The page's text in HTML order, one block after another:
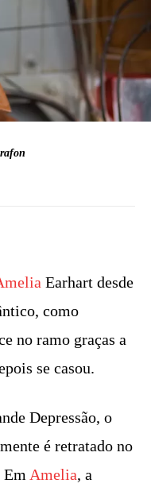
Earhart desde
como
no ramo graças a
se casou.
Depressão, o
é retratado no
Amelia, a